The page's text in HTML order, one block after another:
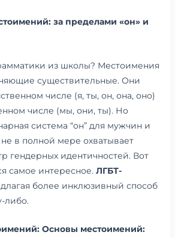
за пределами «он» и
из школы? Местоимения
существительные. Они
числе (я, ты, он, она, оно)
числе (мы, они, ты). Но
система “он” для мужчин и
в полной мере охватывает
гендерных идентичностей. Вот
самое интересное. ЛГБТ-
более инклюзивный способ
либо.
Основы местоимений: